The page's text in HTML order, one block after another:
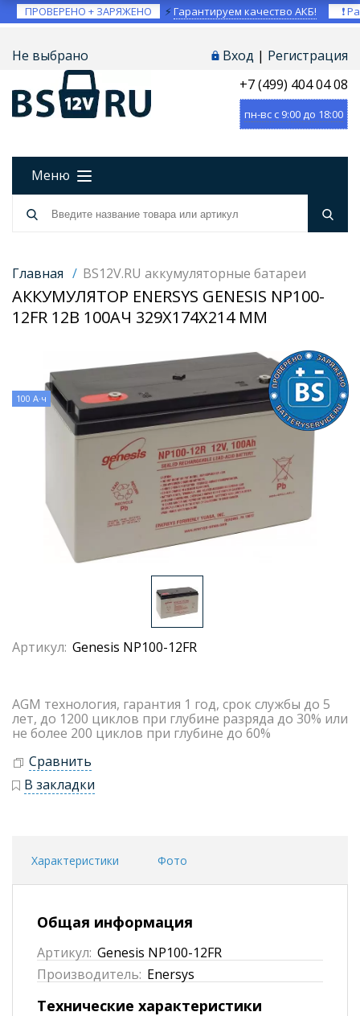
ПРОВЕРЕНО + ЗАРЯЖЕНО ⚡Гарантируем качество АКБ! ❗
Не выбрано Вход | Регистрация
+7 (499) 404 04 08
пн-вс с 9:00 до 18:00
Меню
Главная / BS12V.RU аккумуляторные батареи
АККУМУЛЯТОР ENERSYS GENESIS NP100-
12FR 12В 100АЧ 329X174X214 ММ
100 А·ч
Артикул: Genesis NP100-12FR
AGM технология, гарантия 1 год, срок службы до 5
лет, до 1200 циклов при глубине разряда до 30% или
не более 200 циклов при глубине до 60%
Сравнить
В закладки
Характеристики Фото
Общая информация
Артикул: Genesis NP100-12FR
Производитель: Enersys
Технические характеристики